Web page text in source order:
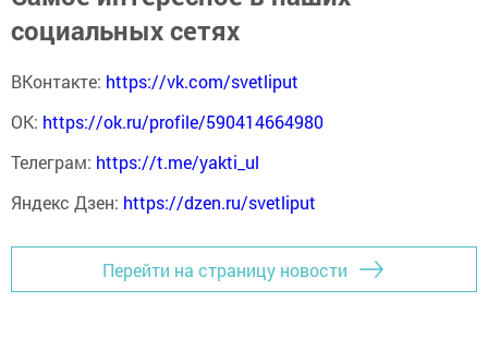
социальных сетях
ВКонтакте: https://vk.com/svetliput
ОК: https://ok.ru/profile/590414664980
Телеграм: https://t.me/yakti_ul
Яндекс Дзен: https://dzen.ru/svetliput
Перейти на страницу новости